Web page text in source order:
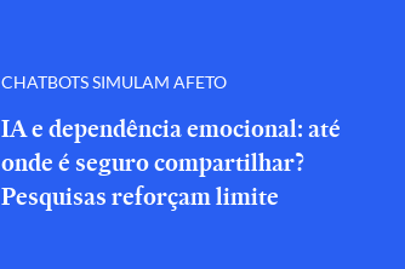
CHATBOTS SIMULAM AFETO
IA e dependência emocional: até
onde é seguro compartilhar?
Pesquisas reforçam limite